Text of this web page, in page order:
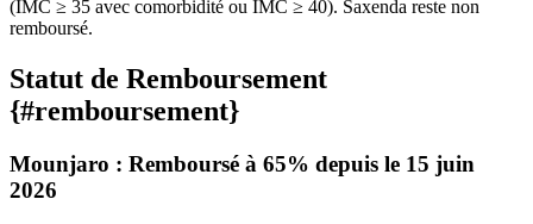
(IMC ≥ 35 avec comorbidité ou IMC ≥ 40). Saxenda reste non
remboursé.
Statut de Remboursement
{#remboursement}
Mounjaro : Remboursé à 65% depuis le 15 juin
2026